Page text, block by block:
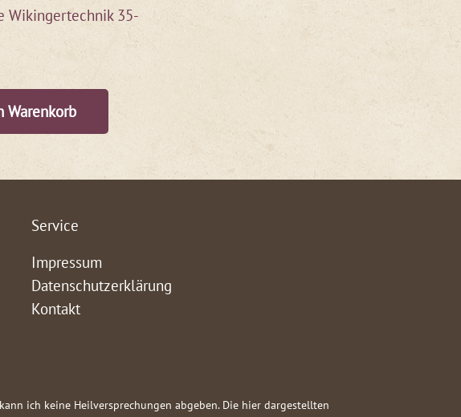
Wikingertechnik 35-
Warenkorb
Service
Impressum
Datenschutzerklärung
Kontakt
ich keine Heilversprechungen abgeben. Die hier dargestellten